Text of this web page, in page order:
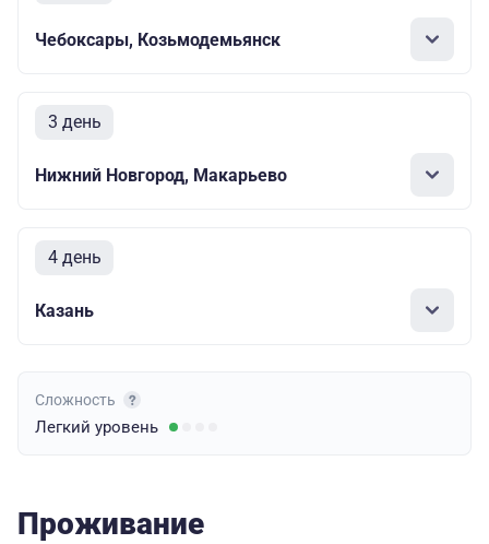
Чебоксары, Козьмодемьянск
3 день
Нижний Новгород, Макарьево
4 день
Казань
Сложность
Легкий уровень
Проживание